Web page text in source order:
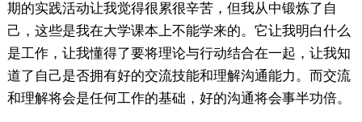
期的实践活动让我觉得很累很辛苦，但我从中锻炼了自
己，这些是我在大学课本上不能学来的。它让我明白什么
是工作，让我懂得了要将理论与行动结合在一起，让我知
道了自己是否拥有好的交流技能和理解沟通能力。而交流
和理解将会是任何工作的基础，好的沟通将会事半功倍。